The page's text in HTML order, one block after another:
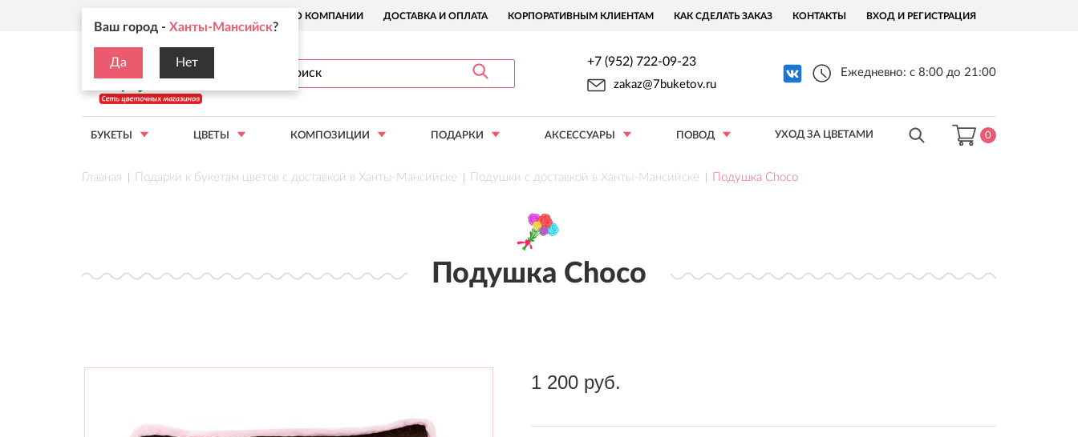
Ваш город - Ханты-Мансийск?
Да Нет
О КОМПАНИИ ДОСТАВКА И ОПЛАТА КОРПОРАТИВНЫМ КЛИЕНТАМ КАК СДЕЛАТЬ ЗАКАЗ КОНТАКТЫ ВХОД И РЕГИСТРАЦИЯ
+7 (952) 722-09-23
zakaz@7buketov.ru
Ежедневно: с 8:00 до 21:00
БУКЕТЫ ЦВЕТЫ КОМПОЗИЦИИ ПОДАРКИ АКСЕССУАРЫ ПОВОД УХОД ЗА ЦВЕТАМИ 0
Главная Подарки к букетам цветов с доставкой в Ханты-Мансийске Подушки с доставкой в Ханты-Мансийске Подушка Choco
Подушка Choco
1 200 руб.